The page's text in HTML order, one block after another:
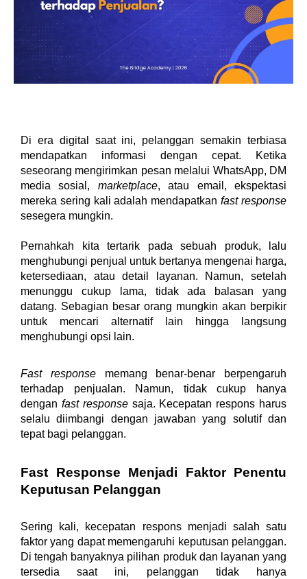
Di era digital saat ini, pelanggan semakin terbiasa
mendapatkan informasi dengan cepat. Ketika
seseorang mengirimkan pesan melalui WhatsApp, DM
media sosial, marketplace, atau email, ekspektasi
mereka sering kali adalah mendapatkan fast response
sesegera mungkin.
Pernahkah kita tertarik pada sebuah produk, lalu
menghubungi penjual untuk bertanya mengenai harga,
ketersediaan, atau detail layanan. Namun, setelah
menunggu cukup lama, tidak ada balasan yang
datang. Sebagian besar orang mungkin akan berpikir
untuk mencari alternatif lain hingga langsung
menghubungi opsi lain.
Fast response memang benar-benar berpengaruh
terhadap penjualan. Namun, tidak cukup hanya
dengan fast response saja. Kecepatan respons harus
selalu diimbangi dengan jawaban yang solutif dan
tepat bagi pelanggan.
Fast Response Menjadi Faktor Penentu
Keputusan Pelanggan
Sering kali, kecepatan respons menjadi salah satu
faktor yang dapat memengaruhi keputusan pelanggan.
Di tengah banyaknya pilihan produk dan layanan yang
tersedia saat ini, pelanggan tidak hanya